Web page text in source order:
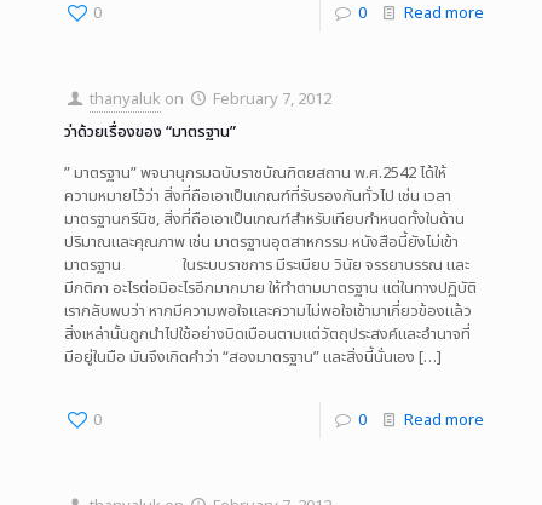
0 0 Read more
thanyaluk on
February 7, 2012
ว่าด้วยเรื่องของ “มาตรฐาน”
” มาตรฐาน” พจนานุกรมฉบับราชบัณฑิตยสถาน พ.ศ.2542 ได้ให้
ความหมายไว้ว่า สิ่งที่ถือเอาเป็นเกณฑ์ที่รับรองกันทั่วไป เช่น เวลา
มาตรฐานกรีนิช, สิ่งที่ถือเอาเป็นเกณฑ์สำหรับเทียบกำหนดทั้งในด้าน
ปริมาณและคุณภาพ เช่น มาตรฐานอุตสาหกรรม หนังสือนี้ยังไม่เข้า
มาตรฐาน ในระบบราชการ มีระเบียบ วินัย จรรยาบรรณ และ
มีกติกา อะไรต่อมิอะไรอีกมากมาย ให้ทำตามมาตรฐาน แต่ในทางปฏิบัติ
เรากลับพบว่า หากมีความพอใจและความไม่พอใจเข้ามาเกี่ยวข้องแล้ว
สิ่งเหล่านั้นถูกนำไปใช้อย่างบิดเบือนตามแต่วัตถุประสงค์และอำนาจที่
มีอยู่ในมือ มันจึงเกิดคำว่า “สองมาตรฐาน” และสิ่งนี้นั่นเอง […]
0 0 Read more